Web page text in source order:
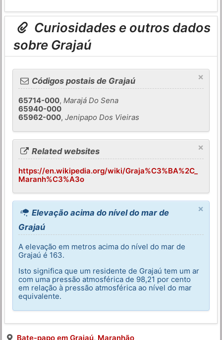
Curiosidades e outros dados
sobre Grajaú
×
Códigos postais de Grajaú
65714-000,Marajá Do Sena
65940-000
65962-000,Jenipapo Dos Vieiras
×
Related websites
https://en.wikipedia.org/wiki/Graja%C3%BA%2C_
Maranh%C3%A3o
×
Elevação acima do nível do mar de
Grajaú
A elevação em metros acima do nível do mar de
Grajaú é 163.
Isto significa que um residente de Grajaú tem um ar
com uma pressão atmosférica de 98,21 por cento
em relação à pressão atmosférica ao nível do mar
equivalente.
Bate-papo em Grajaú, Maranhão